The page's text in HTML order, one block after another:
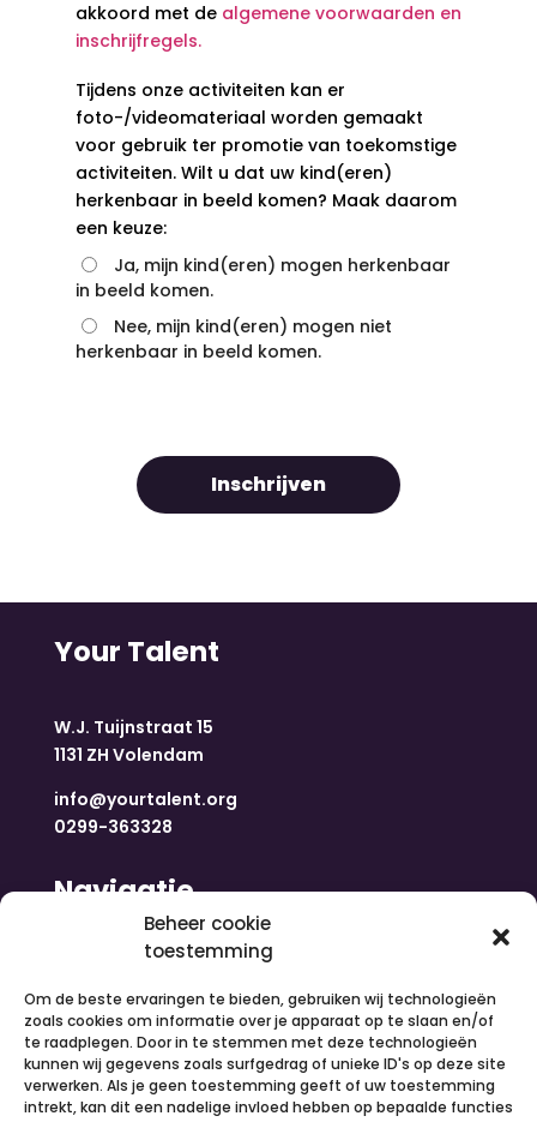
Beheer cookie
toestemming
Om de beste ervaringen te bieden, gebruiken wij technologieën
zoals cookies om informatie over je apparaat op te slaan en/of
te raadplegen. Door in te stemmen met deze technologieën
kunnen wij gegevens zoals surfgedrag of unieke ID's op deze site
verwerken. Als je geen toestemming geeft of uw toestemming
intrekt, kan dit een nadelige invloed hebben op bepaalde functies
akkoord met de algemene voorwaarden en
inschrijfregels.
Tijdens onze activiteiten kan er
foto-/videomateriaal worden gemaakt
voor gebruik ter promotie van toekomstige
activiteiten. Wilt u dat uw kind(eren)
herkenbaar in beeld komen? Maak daarom
een keuze:
Ja, mijn kind(eren) mogen herkenbaar
in beeld komen.
Nee, mijn kind(eren) mogen niet
herkenbaar in beeld komen.
Inschrijven
Your Talent
W.J. Tuijnstraat 15
1131 ZH Volendam
info@yourtalent.org
0299-363328
Navigatie
Nieuws
Over ons
Contact
Inloggen
Vacatures